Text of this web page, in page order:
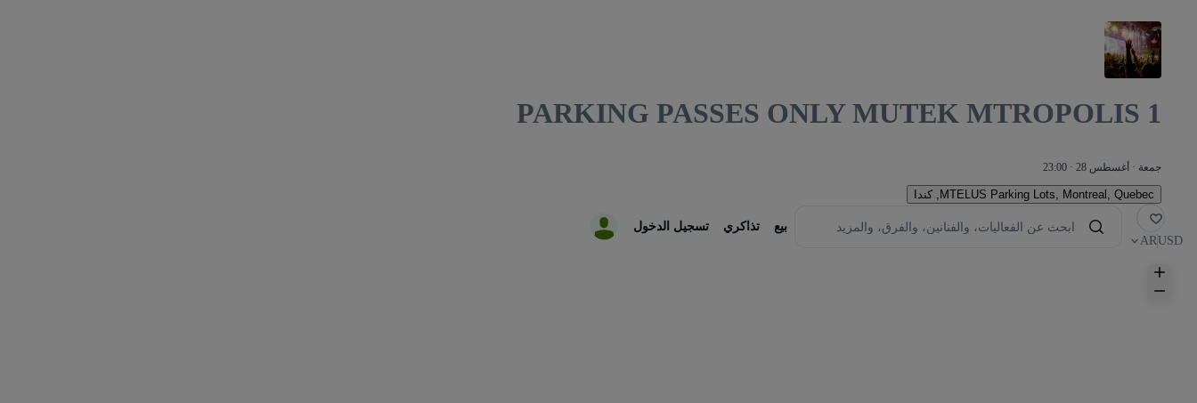
PARKING PASSES ONLY MUTEK MTROPOLIS 1
جمعة · أغسطس 28 · 23:00
MTELUS Parking Lots Montreal, Quebec, كندا
USD
AR
بيع تذاكري تسجيل الدخول